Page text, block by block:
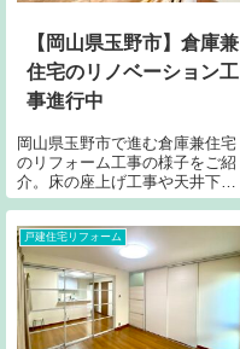
【岡山県玉野市】倉庫兼
住宅のリノベーション工
事進行中
岡山県玉野市で進む倉庫兼住宅
のリフォーム工事の様子をご紹
介。床の座上げ工事や天井下
地、配線作業、トイレ改修な
の様子をお届けします。
戸建住宅リフォーム